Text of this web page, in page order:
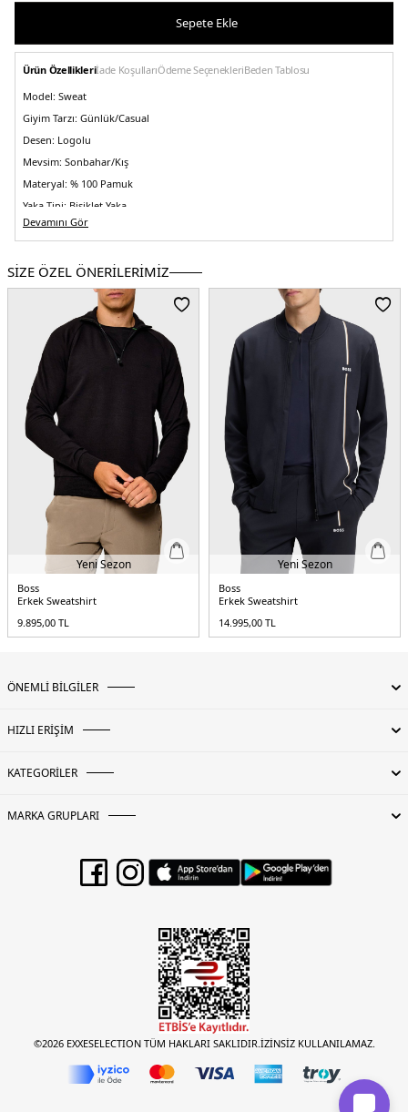
Sepete Ekle
Ürün Özellikleriİade KoşullarıÖdeme SeçenekleriBeden Tablosu
Model: Sweat
Giyim Tarzı: Günlük/Casual
Desen: Logolu
Mevsim: Sonbahar/Kış
Materyal: % 100 Pamuk
Yaka Tipi: Bisiklet Yaka
Kol Boyu:Uzun Kol
Menşei:Portekiz
Detaylar:Ribanalı etek ucu ve manşetler
5DE150509323001.07
Devamını Gör
SİZE ÖZEL ÖNERİLERİMİZ
Yeni Sezon
Boss
Erkek Sweatshirt
9.895,00 TL
Yeni Sezon
Boss
Erkek Sweatshirt
14.995,00 TL
ÖNEMLİ BİLGİLER
HIZLI ERİŞİM
KATEGORİLER
MARKA GRUPLARI
©2026 EXXESELECTION TÜM HAKLARI SAKLIDIR.İZİNSİZ KULLANILAMAZ.